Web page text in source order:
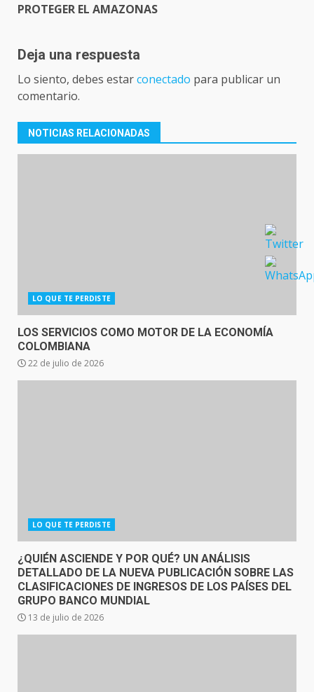
PROTEGER EL AMAZONAS
Deja una respuesta
Lo siento, debes estarconectado para publicar un
comentario.
NOTICIAS RELACIONADAS
LO QUE TE PERDISTE
LOS SERVICIOS COMO MOTOR DE LA ECONOMÍA
COLOMBIANA
22 de julio de 2026
LO QUE TE PERDISTE
¿QUIÉN ASCIENDE Y POR QUÉ? UN ANÁLISIS
DETALLADO DE LA NUEVA PUBLICACIÓN SOBRE LAS
CLASIFICACIONES DE INGRESOS DE LOS PAÍSES DEL
GRUPO BANCO MUNDIAL
13 de julio de 2026